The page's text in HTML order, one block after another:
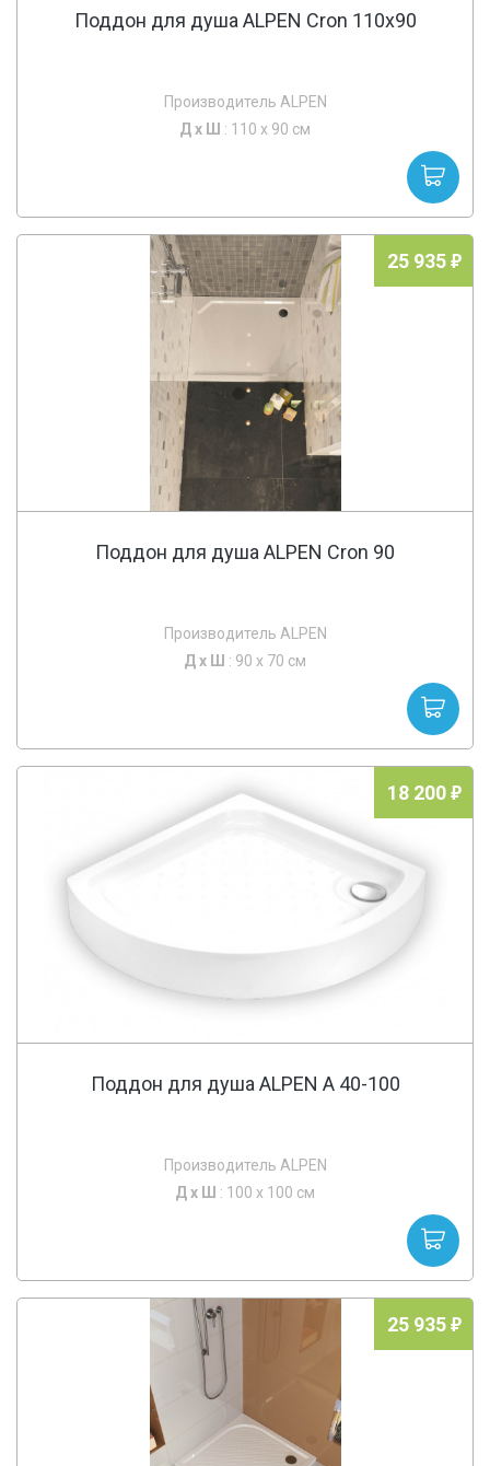
Поддон для душа ALPEN Cron 110x90
Производитель ALPEN
Д х Ш : 110 x 90 см
25 935
Поддон для душа ALPEN Cron 90
Производитель ALPEN
Д х Ш : 90 x 70 см
18 200
Поддон для душа ALPEN A 40-100
Производитель ALPEN
Д х Ш : 100 x 100 см
25 935